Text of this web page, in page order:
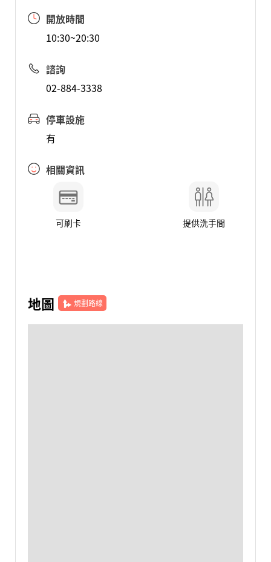
開放時間
10:30~20:30
諮詢
02-884-3338
停車設施
有
相關資訊
可刷卡 提供洗手間
地圖 規劃路線